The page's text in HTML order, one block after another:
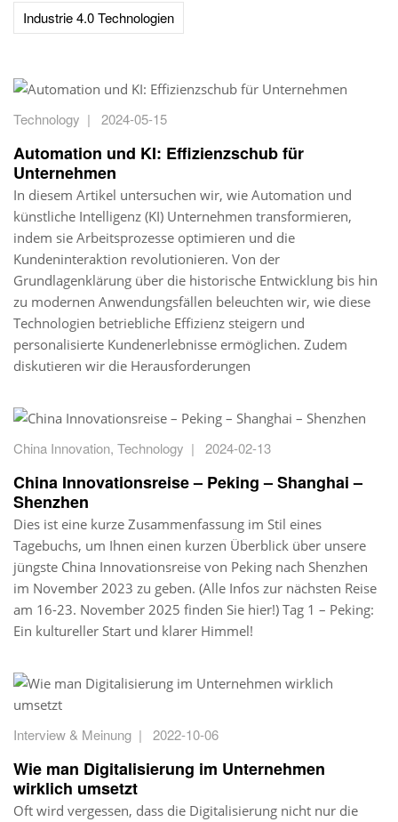
Industrie 4.0 Technologien
Technology | 2024-05-15
Automation und KI: Effizienzschub für
Unternehmen
In diesem Artikel untersuchen wir, wie Automation und
künstliche Intelligenz (KI) Unternehmen transformieren,
indem sie Arbeitsprozesse optimieren und die
Kundeninteraktion revolutionieren. Von der
Grundlagenklärung über die historische Entwicklung bis hin
zu modernen Anwendungsfällen beleuchten wir, wie diese
Technologien betriebliche Effizienz steigern und
personalisierte Kundenerlebnisse ermöglichen. Zudem
diskutieren wir die Herausforderungen
China Innovation, Technology | 2024-02-13
China Innovationsreise – Peking – Shanghai –
Shenzhen
Dies ist eine kurze Zusammenfassung im Stil eines
Tagebuchs, um Ihnen einen kurzen Überblick über unsere
jüngste China Innovationsreise von Peking nach Shenzhen
im November 2023 zu geben. (Alle Infos zur nächsten Reise
am 16-23. November 2025 finden Sie hier!) Tag 1 – Peking:
Ein kultureller Start und klarer Himmel!
Interview & Meinung | 2022-10-06
Wie man Digitalisierung im Unternehmen
wirklich umsetzt
Oft wird vergessen, dass die Digitalisierung nicht nur die